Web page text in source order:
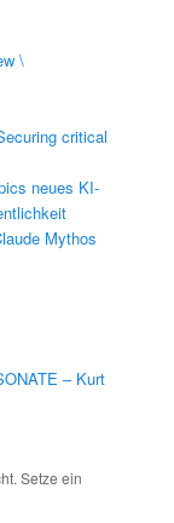
\
critical
neues KI-
Mythos
– Kurt
Setze ein